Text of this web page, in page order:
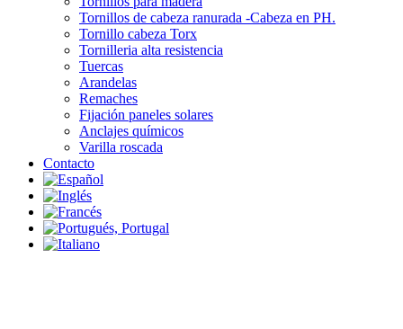
Tornillos de cabeza ranurada -Cabeza en PH.
Tornillo cabeza Torx
Tornilleria alta resistencia
Tuercas
Arandelas
Remaches
Fijación paneles solares
Anclajes químicos
Varilla roscada
Contacto